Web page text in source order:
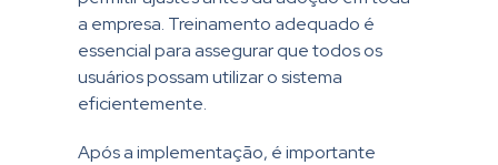
a empresa. Treinamento adequado é
essencial para assegurar que todos os
usuários possam utilizar o sistema
eficientemente.
Após a implementação, é importante